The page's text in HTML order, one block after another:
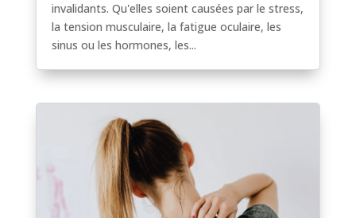
invalidants. Qu'elles soient causées par le stress,
la tension musculaire, la fatigue oculaire, les
sinus ou les hormones, les...